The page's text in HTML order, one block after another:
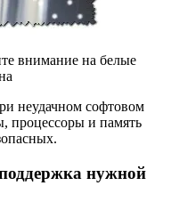
внимание на белые
неудачном софтовом
процессоры и память
нужной